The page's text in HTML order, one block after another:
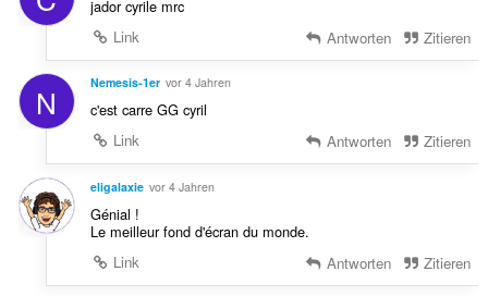
jador cyrile mrc
Link
Antworten Zitieren
N Nemesis-1er vor 4 Jahren
c'est carre GG cyril
Link
Antworten Zitieren
eligalaxie vor 4 Jahren
Génial !
Le meilleur fond d'écran du monde.
Link
Antworten Zitieren